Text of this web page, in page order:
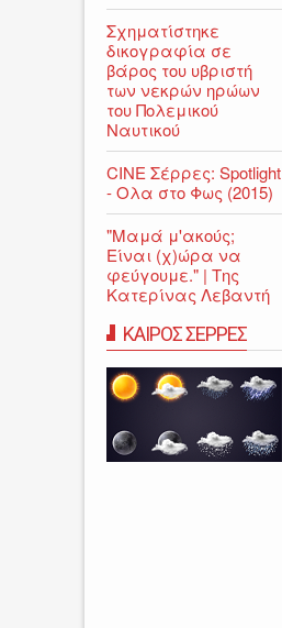
Σχηματίστηκε
δικογραφία σε
βάρος του υβριστή
των νεκρών ηρώων
του Πολεμικού
Ναυτικού
CINE Σέρρες: Spotlight
- Ολα στο Φως (2015)
"Μαμά μ'ακούς;
Είναι (χ)ώρα να
φεύγουμε." | Της
Κατερίνας Λεβαντή
ΚΑΙΡΟΣ ΣΕΡΡΕΣ